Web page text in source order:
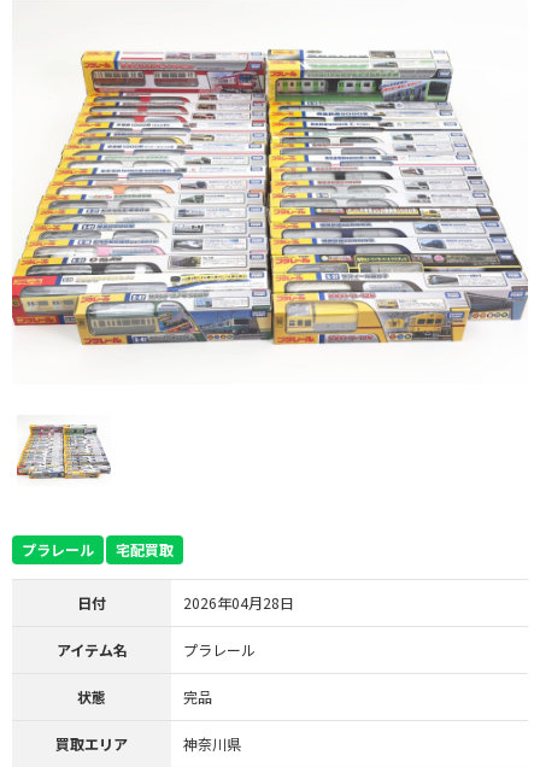
プラレール 宅配買取
日付 2026年04月28日
アイテム名 プラレール
状態 完品
買取エリア 神奈川県